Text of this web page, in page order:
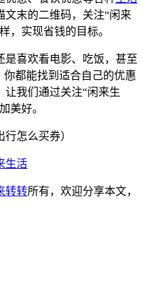
文末的二维码，关注“闲来
，实现省钱的目标。
是喜欢看电影、吃饭，甚至
你都能找到适合自己的优惠
我们通过关注“闲来生
美好。
生活
转转所有，欢迎分享本文，